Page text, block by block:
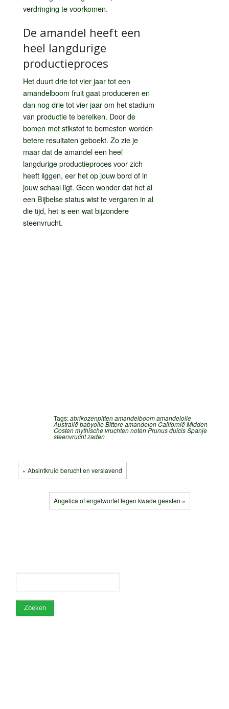
verdringing te voorkomen.
De amandel heeft een
heel langdurige
productieproces
Het duurt drie tot vier jaar tot een
amandelboom fruit gaat produceren en
dan nog drie tot vier jaar om het stadium
van productie te bereiken. Door de
bomen met stikstof te bemesten worden
betere resultaten geboekt. Zo zie je
maar dat de amandel een heel
langdurige productieproces voor zich
heeft liggen, eer het op jouw bord of in
jouw schaal ligt. Geen wonder dat het al
een Bijbelse status wist te vergaren in al
die tijd, het is een wat bijzondere
steenvrucht.
Tags:abrikozenpittenamandelboomamandelolie
AustraliëbabyolieBittere amandelenCaliforniëMidden
Oostenmythische vruchtennotenPrunus dulcisSpanje
steenvruchtzaden
« Absintkruid berucht en verslavend
Angelica of engelwortel tegen kwade geesten »